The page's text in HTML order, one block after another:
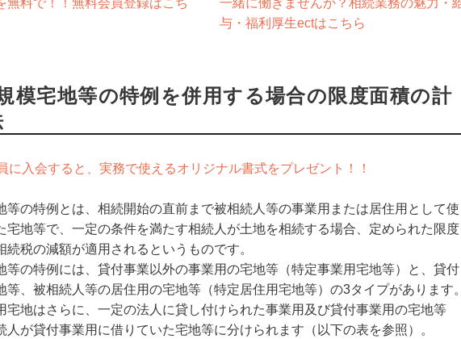
模宅地等の特例を併用する場合の限度面積の計
に入会すると、実務で使えるオリジナル書式をプレゼント！！
等の特例とは、相続開始の直前まで被相続人等の事業用または居住用として使
宅地等で、一定の条件を満たす相続人が土地を相続する場合、定められた限度
続税の減額が適用されるというものです。
等の特例には、貸付事業以外の事業用の宅地等（特定事業用宅地等）と、貸付
等、被相続人等の居住用の宅地等（特定居住用宅地等）の3タイプがあります。
宅地はさらに、一定の法人に貸し付けられた事業用及び貸付事業用の宅地等
人が貸付事業用に借りていた宅地等に分けられます（以下の表を参照）。